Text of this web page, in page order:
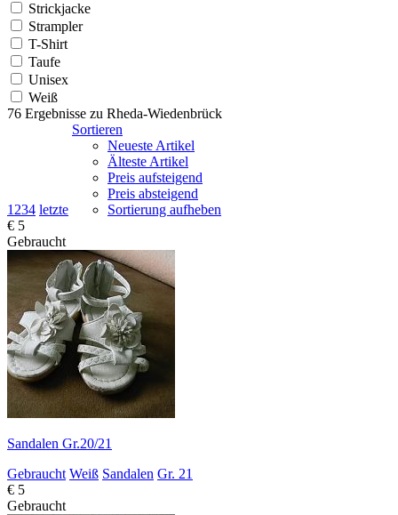
Strickjacke
Strampler
T-Shirt
Taufe
Unisex
Weiß
76 Ergebnisse zu Rheda-Wiedenbrück
1 234 letzte
Sortieren
Neueste Artikel
Älteste Artikel
Preis aufsteigend
Preis absteigend
Sortierung aufheben
€ 5
Gebraucht
Sandalen Gr.20/21
Gebraucht Weiß Sandalen Gr. 21
€ 5
Gebraucht